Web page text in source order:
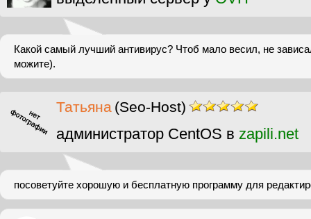
Какой самый лучший антивирус? Чтоб мало весил, не
можите).
Татьяна (Seo-Host)
администратор CentOS в zapili.net
посоветуйте хорошую и бесплатную программу для